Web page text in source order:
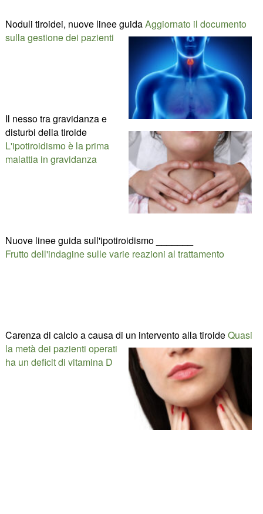
Noduli tiroidei, nuove linee guidaAggiornato il documento
sulla gestione dei pazienti
Il nesso tra gravidanza e
disturbi della tiroide
L'ipotiroidismo è la prima
malattia in gravidanza
Nuove linee guida sull'ipotiroidismo _______
Frutto dell'indagine sulle varie reazioni al trattamento
Carenza di calcio a causa di un intervento alla tiroideQuasi
la metà dei pazienti operati
ha un deficit di vitamina D